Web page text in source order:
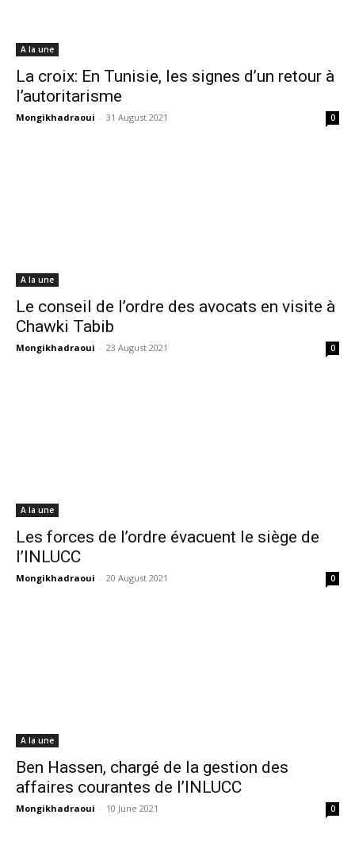
A la une
La croix: En Tunisie, les signes d’un retour à
l’autoritarisme
Mongikhadraoui - 31 August 2021 0
A la une
Le conseil de l’ordre des avocats en visite à
Chawki Tabib
Mongikhadraoui - 23 August 2021 0
A la une
Les forces de l’ordre évacuent le siège de
l’INLUCC
Mongikhadraoui - 20 August 2021 0
A la une
Ben Hassen, chargé de la gestion des
affaires courantes de l’INLUCC
Mongikhadraoui - 10 June 2021 0